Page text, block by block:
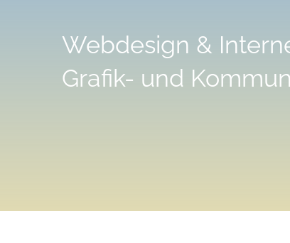
Webdesign &
Grafik- und